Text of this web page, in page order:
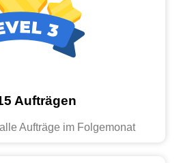
Aufträgen
Aufträge im Folgemonat